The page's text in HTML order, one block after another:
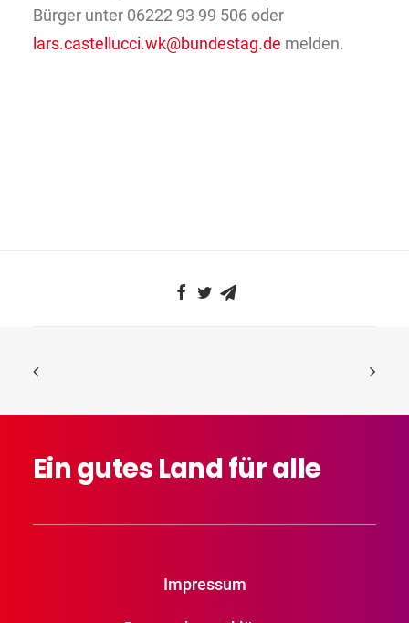
Bürger unter 06222 93 99 506 oder
lars.castellucci.wk@bundestag.de melden.
EingutesLandfüralle
Impressum